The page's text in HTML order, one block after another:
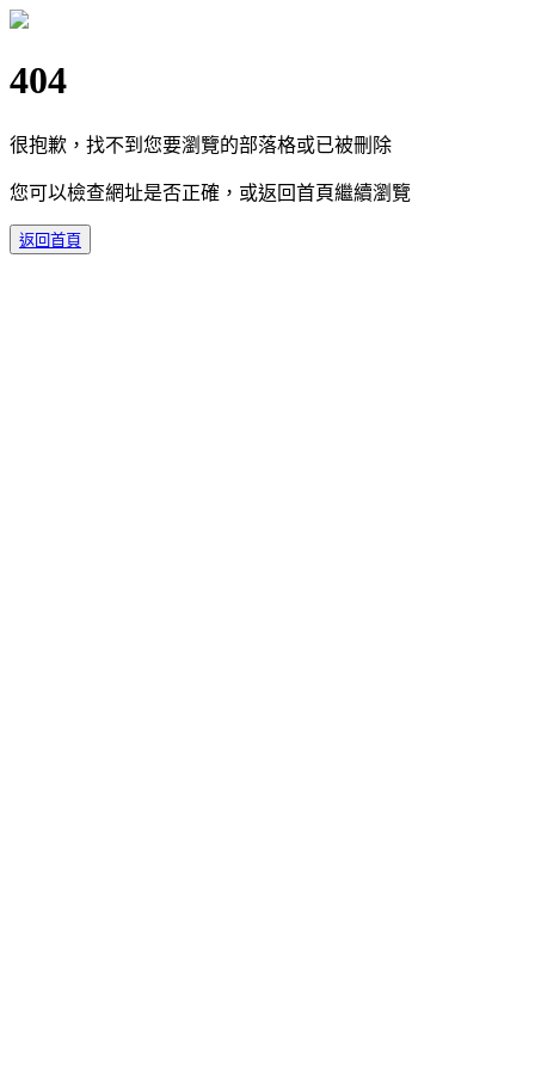
404
很抱歉，找不到您要瀏覽的部落格或已被刪除
您可以檢查網址是否正確，或返回首頁繼續瀏覽
返回首頁